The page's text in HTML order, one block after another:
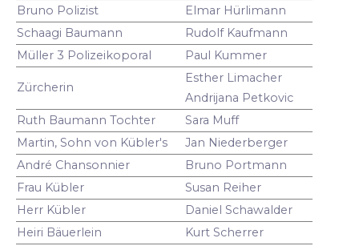
Bruno Polizist
Elmar Hürlimann
Schaagi Baumann
Rudolf Kaufmann
Müller 3 Polizeikoporal
Paul Kummer
Zürcherin
Esther Limacher
Andrijana Petkovic
Ruth Baumann Tochter
Sara Muff
Martin, Sohn von Kübler's
Jan Niederberger
André Chansonnier
Bruno Portmann
Frau Kübler
Susan Reiher
Herr Kübler
Daniel Schawalder
Heiri Bäuerlein
Kurt Scherrer